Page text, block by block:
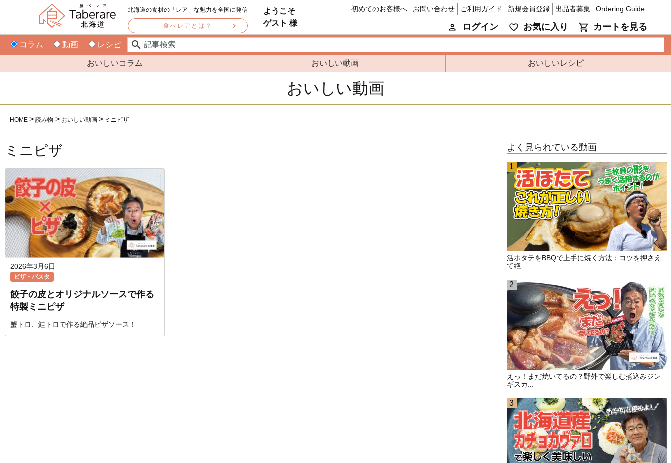
北海道の食材の「レア」な魅力を全国に発信
食べレアとは？
ようこそ
ゲスト 様
初めてのお客様へ お問い合わせ ご利用ガイド 新規会員登録 出品者募集 Ordering Guide
ログイン お気に入り カートを見る
コラム 動画 レシピ
おいしいコラム おいしい動画 おいしいレシピ
おいしい動画
HOME 読み物 おいしい動画 ミニピザ
ミニピザ
2026年3月6日
ピザ・パスタ
餃子の皮とオリジナルソースで作る
特製ミニピザ
蟹トロ、鮭トロで作る絶品ピザソース！
よく見られている動画
活ホタテをBBQで上手に焼く方法：コツを押さえ
て絶...
えっ！まだ焼いてるの？野外で楽しむ煮込みジン
ギスカ...